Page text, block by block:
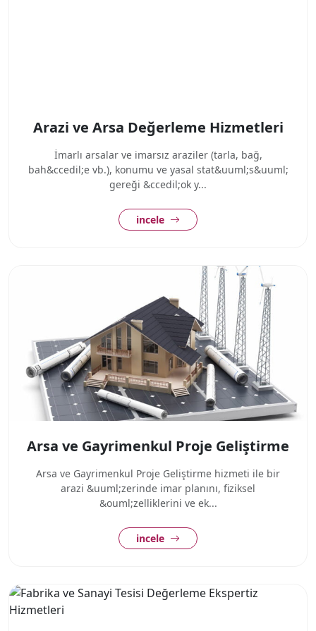
Arazi ve Arsa Değerleme Hizmetleri
İmarlı arsalar ve imarsız araziler (tarla, bağ,
bah&ccedil;e vb.), konumu ve yasal stat&uuml;s&uuml;
gereği &ccedil;ok y...
incele
Arsa ve Gayrimenkul Proje Geliştirme
Arsa ve Gayrimenkul Proje Geliştirme hizmeti ile bir
arazi &uuml;zerinde imar planını, fiziksel
&ouml;zelliklerini ve ek...
incele